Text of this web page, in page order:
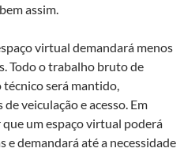
assim.
virtual demandará menos
Todo o trabalho bruto de
será mantido,
veiculação e acesso. Em
um espaço virtual poderá
e demandará até a necessidade